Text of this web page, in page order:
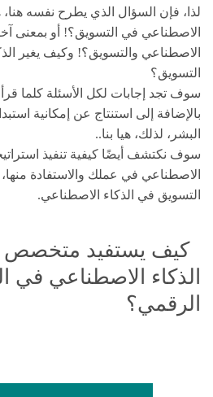
لذا، فإن السؤال الذي يطرح نفسه
الاصطناعي في التسويق؟! أو بمعنى
الاصطناعي والتسويق؟! وكيف يغير
التسويق؟
سوف تجد إجابات لكل الأسئلة كلما
بالإضافة إلى استنتاج عن إمكانية
البشر، لذلك، هيا بنا..
سوف نكتشف أيضًا كيفية تنفيذ
الاصطناعي في عملك والاستفادة
التسويق في الذكاء الاصطناعي.
كيف يستفيد متخصص
الذكاء الاصطناعي في
الرقمي؟